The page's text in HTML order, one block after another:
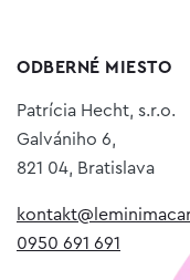
ODBERNÉ MIESTO
Patrícia Hecht, s.r.o.
Galvániho 6,
821 04, Bratislava
0950 691 691